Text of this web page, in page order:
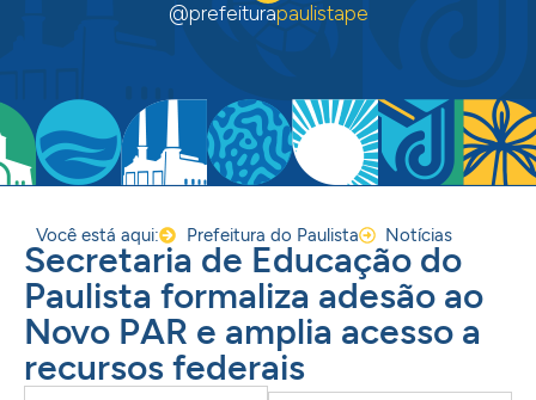
@prefeiturapaulistape
Você está aqui: Prefeitura do Paulista Notícias
Secretaria de Educação do
Paulista formaliza adesão ao
Novo PAR e amplia acesso a
recursos federais